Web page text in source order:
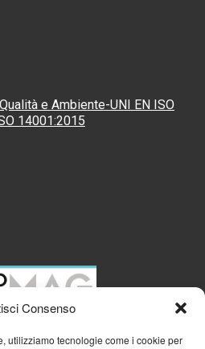
Consenso
utilizziamo tecnologie come i cookie per
e Ambiente-UNI EN ISO
14001:2015